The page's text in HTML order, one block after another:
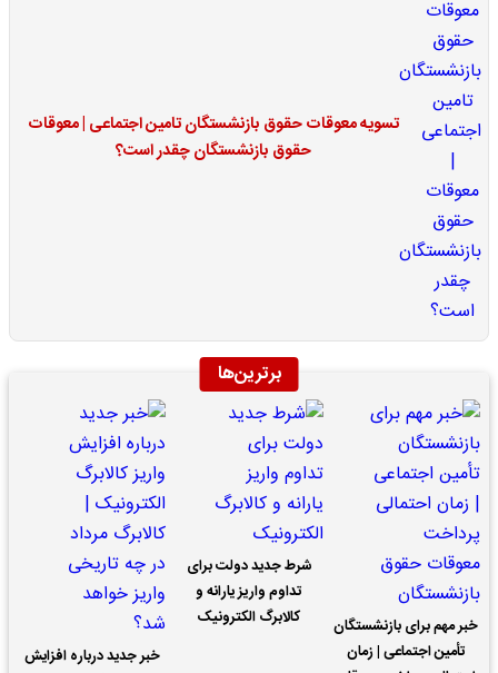
تسویه معوقات حقوق بازنشستگان تامین اجتماعی | معوقات
حقوق بازنشستگان چقدر است؟
برترین‌ها
خبر مهم برای بازنشستگان
تأمین اجتماعی | زمان
شرط جدید دولت برای
تداوم واریز یارانه و
کالابرگ الکترونیک
خبر جدید درباره افزایش